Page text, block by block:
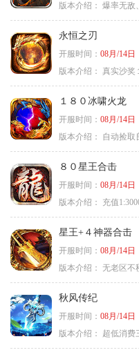
版本介绍： 爆率无敌
永恒之刃
开服时间： 08月/14日
版本介绍： 真实沙奖
１８０冰啸火龙
开服时间： 08月/14日
版本介绍：
自动捡取
８０星王合击
开服时间： 08月/14日
版本介绍：
充值
星王+４神器合击
开服时间： 08月/14日
版本介绍： 无老区不
秋风传纪
开服时间： 08月/14日
版本介绍：
超低消费